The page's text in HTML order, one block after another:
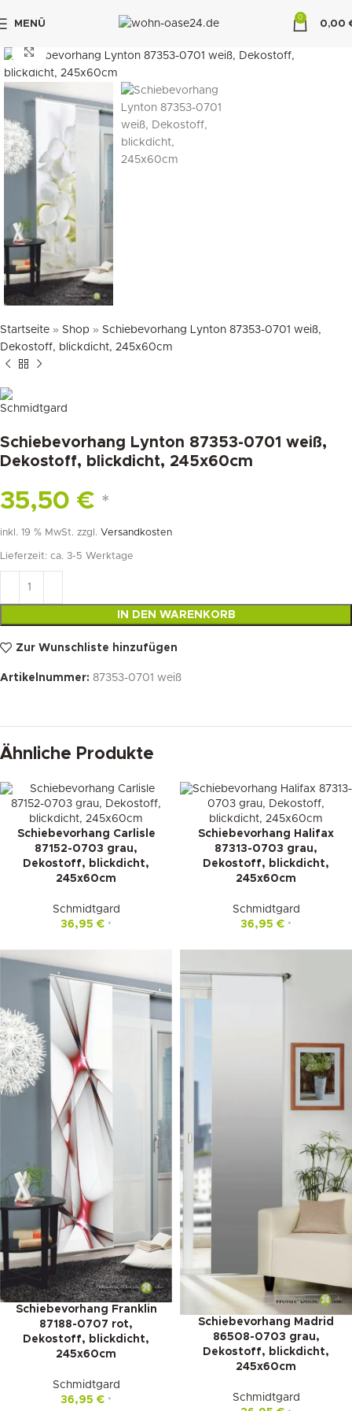
MENÜ
0
0,00
klicken um zu vergrößern
Startseite » Shop » Schiebevorhang Lynton 87353-0701 weiß,
Dekostoff, blickdicht, 245x60cm
Schiebevorhang Lynton 87353-0701 weiß,
Dekostoff, blickdicht, 245x60cm
35,50 € *
inkl. 19 % MwSt. zzgl. Versandkosten
Lieferzeit: ca. 3-5 Werktage
IN DEN WARENKORB
Zur Wunschliste hinzufügen
Artikelnummer: 87353-0701 weiß
Ähnliche Produkte
Schiebevorhang Carlisle
87152-0703 grau,
Dekostoff, blickdicht,
245x60cm
Schmidtgard
36,95 € *
Schiebevorhang Halifax
87313-0703 grau,
Dekostoff, blickdicht,
245x60cm
Schmidtgard
36,95 € *
Schiebevorhang Franklin
87188-0707 rot,
Dekostoff, blickdicht,
245x60cm
Schmidtgard
36,95 € *
Schiebevorhang Madrid
86508-0703 grau,
Dekostoff, blickdicht,
245x60cm
Schmidtgard